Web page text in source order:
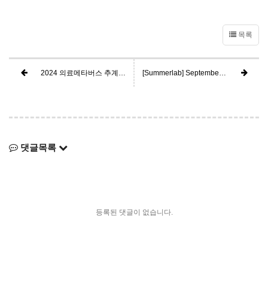
목록
댓글목록
등록된 댓글이 없습니다.